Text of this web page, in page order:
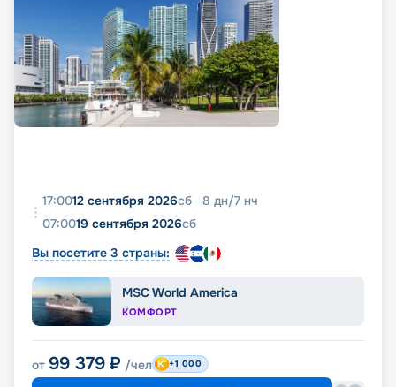
17:0012 сентября 2026сб 8 дн/7 нч
07:0019 сентября 2026сб
Вы посетите 3 страны:
MSC World America
КОМФОРТ
от 99 379 ₽ /чел +1 000